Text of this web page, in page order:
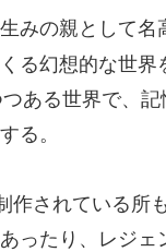
みの親として名
る幻想的な世界
ある世界で、記
る。
作されている所
ったり、レジェ